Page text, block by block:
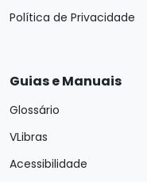
Política de Privacidade
Guias e Manuais
Glossário
VLibras
Acessibilidade